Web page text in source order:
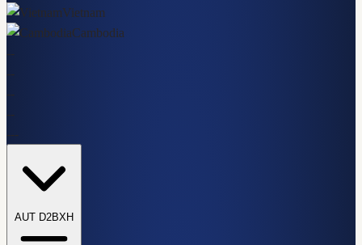
Vietnam
Cambodia
--
--
--
--
---
AUT D2